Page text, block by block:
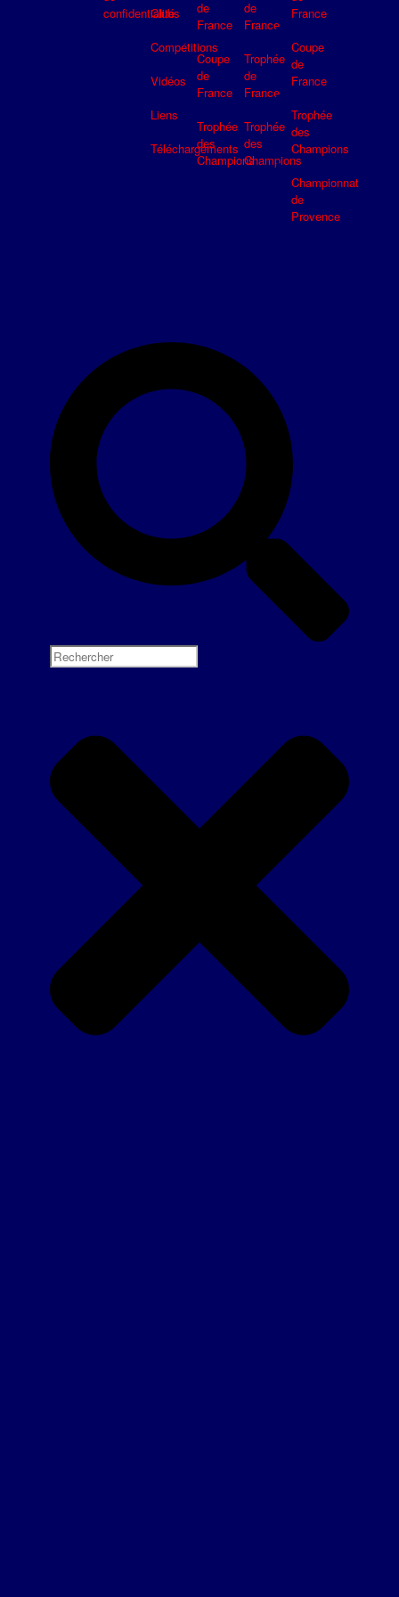
confidentialité
Clubs
Compétitions
Vidéos
Liens
Téléchargements
de
France
Coupe
de
France
Trophée
des
Champions
de
France
Trophée
de
France
Trophée
des
Champions
France
Coupe
de
France
Trophée
des
Champions
Championnat
de
Provence